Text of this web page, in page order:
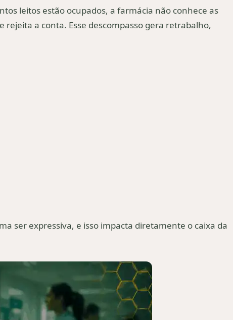
leitos estão ocupados, a farmácia não conhece as
a conta. Esse descompasso gera retrabalho,
ser expressiva, e isso impacta diretamente o caixa da